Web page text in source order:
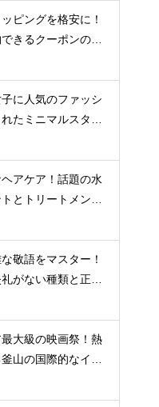
ピングを格安に！
きるクーポンの賢
に人気のファッシ
たミニマルスタイ
アケア！話題の水
トとトリートメント
敬語をマスター！
がない種類と正し
大級の映画祭！熱
山の国際的なイベ